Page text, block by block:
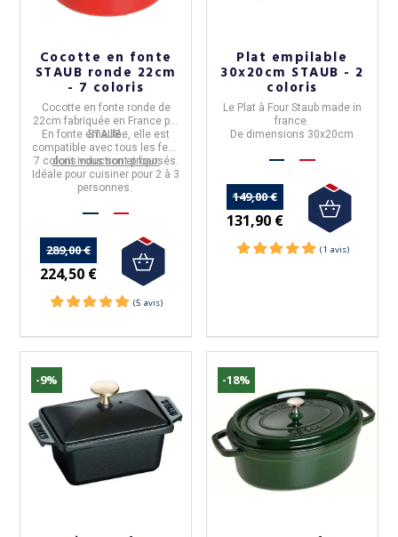
(1 avis)
Cocotte en fonte
STAUB ronde 22cm
- 7 coloris
Cocotte en fonte ronde de
22cm fabriquée en Francepar
STAUB.
En fonte émaillée, elle est
compatible avec tous les feux
dont induction et four.
7 coloris vous sont proposés.
Idéale pour cuisiner pour 2 à 3
personnes.
289,00 €
224,50 €
Plat empilable
30x20cm STAUB - 2
coloris
Le Plat à Four Staubmade in
france.
De dimensions 30x20cm
149,00 €
131,90 €
-9% -18%